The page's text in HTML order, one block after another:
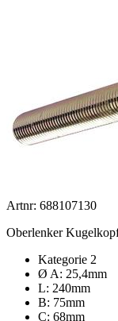
Artnr: 688107130
Oberlenker
Kategorie 2
Ø A: 25,4mm
L: 240mm
B: 75mm
C: 68mm